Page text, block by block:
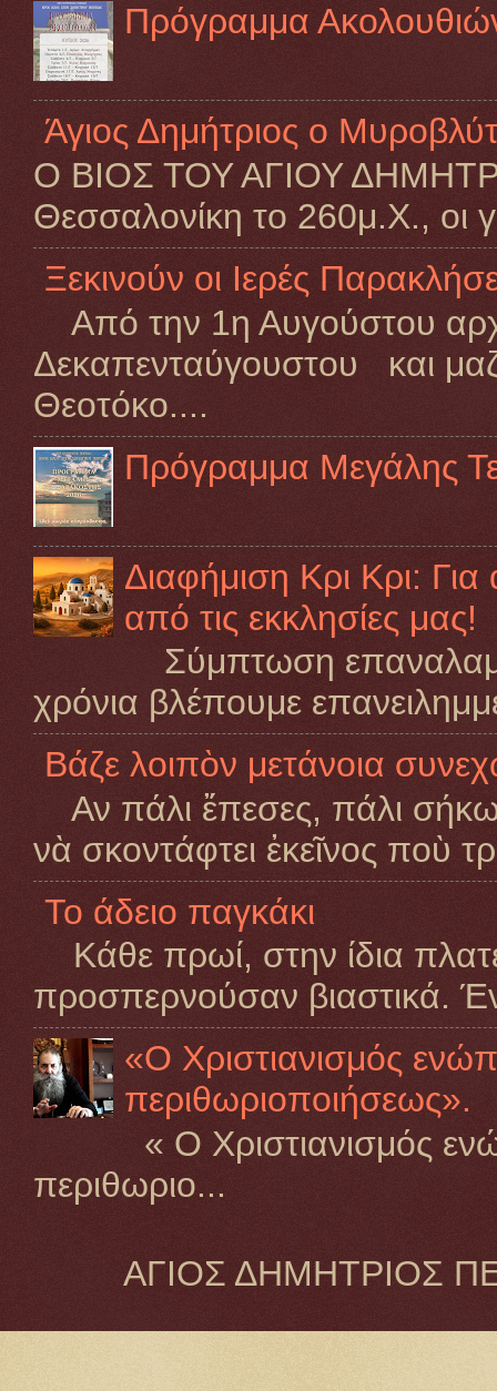
Πρόγραμμα
Άγιος Δημήτριος ο
Ο ΒΙΟΣ ΤΟΥ ΑΓΙΟΥ
Θεσσαλονίκη το 260μ.Χ., οι
Ξεκινούν οι Ιερές
Από την 1η Αυγούστου
Δεκαπενταύγουστου και
Θεοτόκο....
Πρόγραμμα Μεγάλης
Διαφήμιση Κρι Κρι: Για
από τις εκκλησίες μας!
Σύμπτωση
χρόνια βλέπουμε
Βάζε λοιπὸν μετάνοια
Αν πάλι ἔπεσες, πάλι
νὰ σκοντάφτει ἐκεῖνος ποὺ
Το άδειο παγκάκι
Κάθε πρωί, στην ίδια
προσπερνούσαν βιαστικά.
«Ο Χριστιανισμός
περιθωριοποιήσεως».
« Ο Χριστιανισμός
περιθωριο...
ΑΓΙΟΣ ΔΗΜΗΤΡΙΟΣ